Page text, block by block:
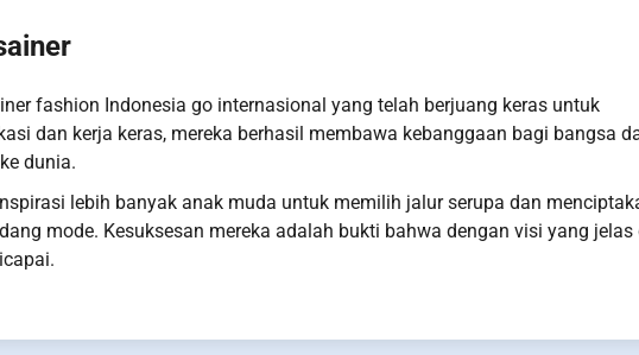
fashion Indonesia go internasional yang telah berjuang keras untuk
dan kerja keras, mereka berhasil membawa kebanggaan bagi bangsa
dunia.
lebih banyak anak muda untuk memilih jalur serupa dan
mode. Kesuksesan mereka adalah bukti bahwa dengan visi yang jelas